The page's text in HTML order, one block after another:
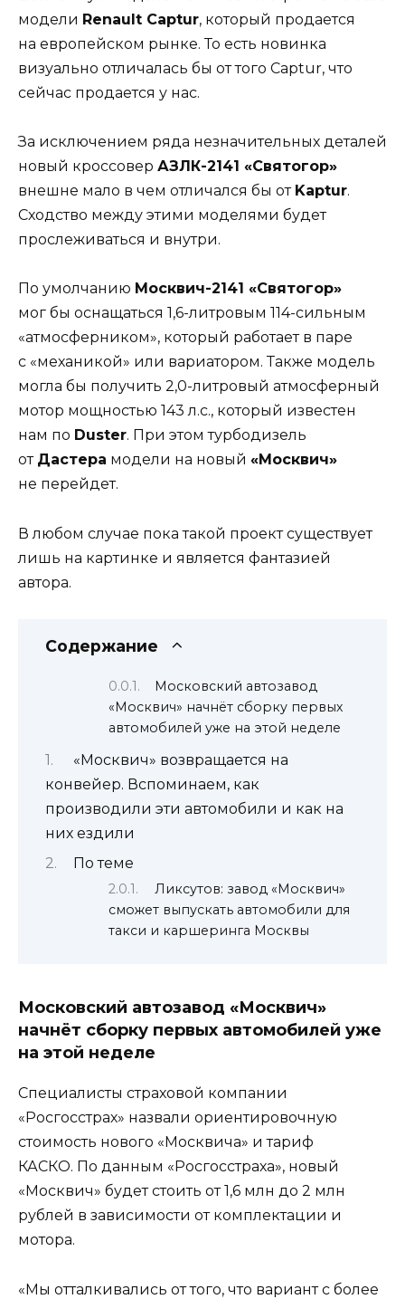
модели Renault Captur, который продается
на европейском рынке. То есть новинка
визуально отличалась бы от того Captur, что
сейчас продается у нас.
За исключением ряда незначительных деталей
новый кроссовер АЗЛК-2141 «Святогор»
внешне мало в чем отличался бы от Kaptur.
Сходство между этими моделями будет
прослеживаться и внутри.
По умолчанию Москвич-2141 «Святогор»
мог бы оснащаться 1,6-литровым 114-сильным
«атмосферником», который работает в паре
с «механикой» или вариатором. Также модель
могла бы получить 2,0-литровый атмосферный
мотор мощностью 143 л.с., который известен
нам по Duster. При этом турбодизель
от Дастера модели на новый «Москвич»
не перейдет.
В любом случае пока такой проект существует
лишь на картинке и является фантазией
автора.
Содержание
Московский автозавод
«Москвич» начнёт сборку первых
автомобилей уже на этой неделе
«Москвич» возвращается на
конвейер. Вспоминаем, как
производили эти автомобили и как на
них ездили
По теме
Ликсутов: завод «Москвич»
сможет выпускать автомобили для
такси и каршеринга Москвы
Московский автозавод «Москвич»
начнёт сборку первых автомобилей уже
на этой неделе
Специалисты страховой компании
«Росгосстрах» назвали ориентировочную
стоимость нового «Москвича» и тариф
КАСКО. По данным «Росгосстраха», новый
«Москвич» будет стоить от 1,6 млн до 2 млн
рублей в зависимости от комплектации и
мотора.
«Мы отталкивались от того, что вариант с более